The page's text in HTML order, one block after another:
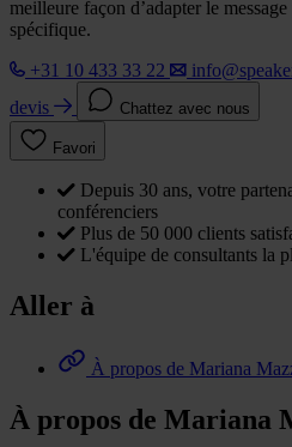
meilleure façon d’adapter le
spécifique.
+31 10 433 33 22
devis
Chattez avec nous
Favori
Depuis 30 ans, votre
conférenciers
Plus de 50 000 clients
L'équipe de consultants la
Aller à
À propos de Mariana
À propos de Mariana